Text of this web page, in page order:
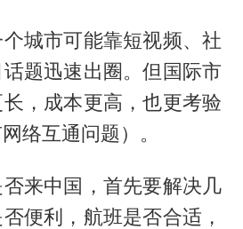
城市可能靠短视频、社
题迅速出圈。但国际市
，成本更高，也更考验
络互通问题）。
来中国，首先要解决几
便利，航班是否合适，